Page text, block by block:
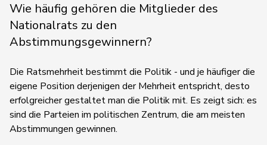
Wie häufig gehören die Mitglieder des
Nationalrats zu den
Abstimmungsgewinnern?
Die Ratsmehrheit bestimmt die Politik - und je häufiger die
eigene Position derjenigen der Mehrheit entspricht, desto
erfolgreicher gestaltet man die Politik mit. Es zeigt sich: es
sind die Parteien im politischen Zentrum, die am meisten
Abstimmungen gewinnen.